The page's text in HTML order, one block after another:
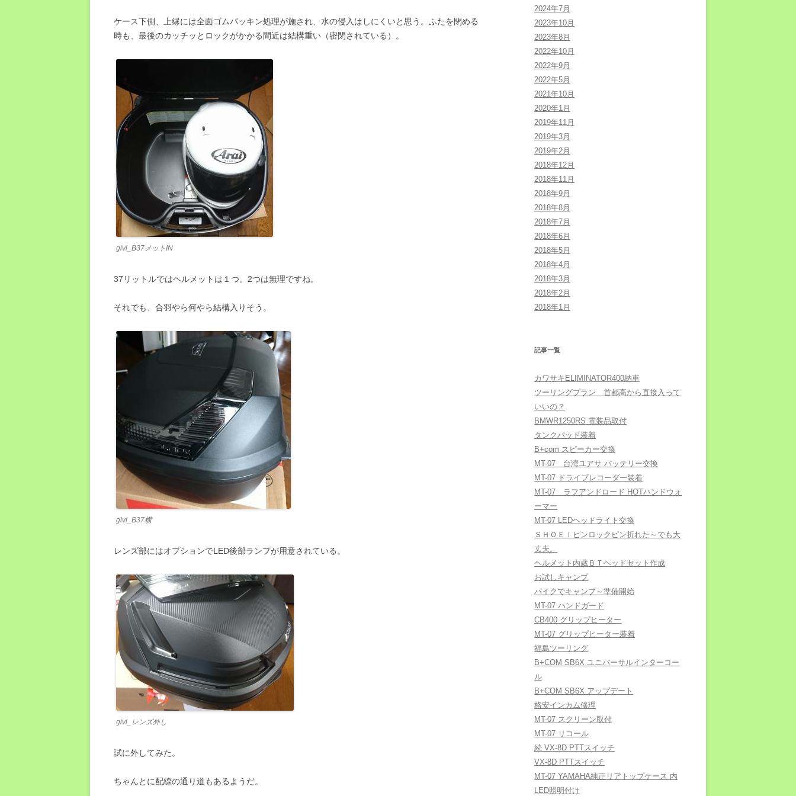
ケース下側、上縁には全面ゴムパッキン処理が施され、水の侵入はしにくいと思う。ふたを閉める
時も、最後のカッチッとロックがかかる間近は結構重い（密閉されている）。
givi_B37メットIN
37リットルではヘルメットは１つ。2つは無理ですね。
それでも、合羽やら何やら結構入りそう。
givi_B37横
レンズ部にはオプションでLED後部ランプが用意されている。
givi_レンズ外し
試に外してみた。
ちゃんとに配線の通り道もあるようだ。
2024年7月
2023年10月
2023年8月
2022年10月
2022年9月
2022年5月
2021年10月
2020年1月
2019年11月
2019年3月
2019年2月
2018年12月
2018年11月
2018年9月
2018年8月
2018年7月
2018年6月
2018年5月
2018年4月
2018年3月
2018年2月
2018年1月
記事一覧
カワサキELIMINATOR400納車
ツーリングプラン 首都高から直接入って
いいの？
BMWR1250RS 電装品取付
タンクパッド装着
B+com スピーカー交換
MT-07 台湾ユアサ バッテリー交換
MT-07 ドライブレコーダー装着
MT-07 ラフアンドロード HOTハンドウォ
ーマー
MT-07 LEDヘッドライト交換
ＳＨＯＥＩピンロックピン折れた～でも大
丈夫。
ヘルメット内蔵ＢＴヘッドセット作成
お試しキャンプ
バイクでキャンプ～準備開始
MT-07 ハンドガード
CB400 グリップヒーター
MT-07 グリップヒーター装着
福島ツーリング
B+COM SB6X ユニバーサルインターコー
ル
B+COM SB6X アップデート
格安インカム修理
MT-07 スクリーン取付
MT-07 リコール
続 VX-8D PTTスイッチ
VX-8D PTTスイッチ
MT-07 YAMAHA純正リアトップケース 内
LED照明付け